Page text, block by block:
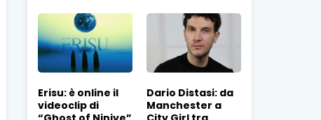
Erisu: è online il
videoclip di
Dario Distasi: da
Manchester a